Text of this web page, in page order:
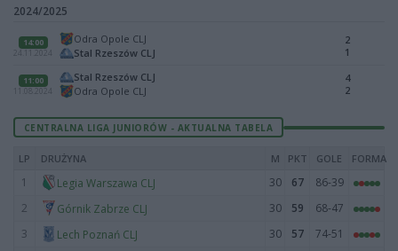
2024/2025
14:00
24.11.2024
Odra Opole CLJ
Stal Rzeszów CLJ
2
1
11:00
11.08.2024
Stal Rzeszów CLJ
Odra Opole CLJ
4
2
CENTRALNA LIGA JUNIORÓW - AKTUALNA TABELA
LP DRUŻYNA M PKT GOLE FORMA
1 Legia Warszawa CLJ 30 67
86-39
2
Górnik Zabrze CLJ 30 59
68-47
3
Lech Poznań CLJ 30 57
74-51